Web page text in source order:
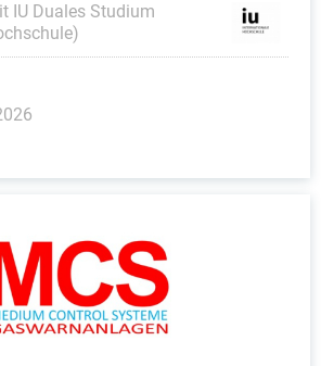
IU Duales Studium